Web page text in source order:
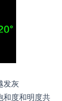
发灰
和度和明度共